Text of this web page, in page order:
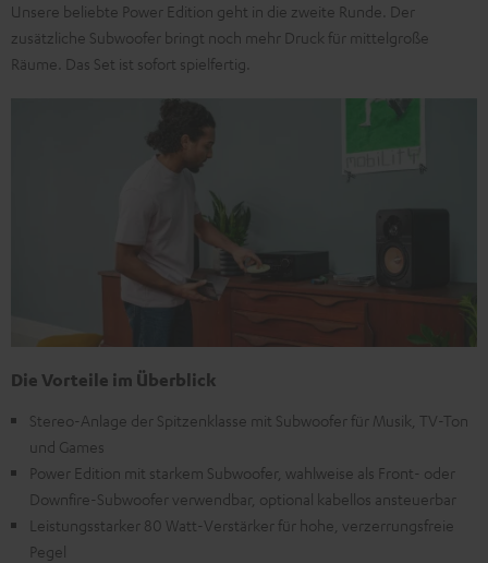
Unsere beliebte Power Edition geht in die zweite Runde. Der
zusätzliche Subwoofer bringt noch mehr Druck für mittelgroße
Räume. Das Set ist sofort spielfertig.
Die Vorteile im Überblick
Stereo-Anlage der Spitzenklasse mit Subwoofer für Musik, TV-Ton
und Games
Power Edition mit starkem Subwoofer, wahlweise als Front- oder
Downfire-Subwoofer verwendbar, optional kabellos ansteuerbar
Leistungsstarker 80 Watt-Verstärker für hohe, verzerrungsfreie
Pegel